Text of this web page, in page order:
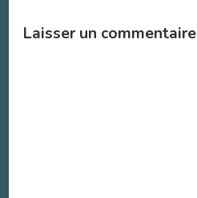
Laisser un commentaire